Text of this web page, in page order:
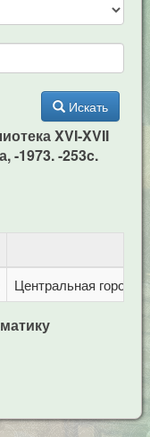
Искать
XVI-XVII
-1973. -253c.
Центральная